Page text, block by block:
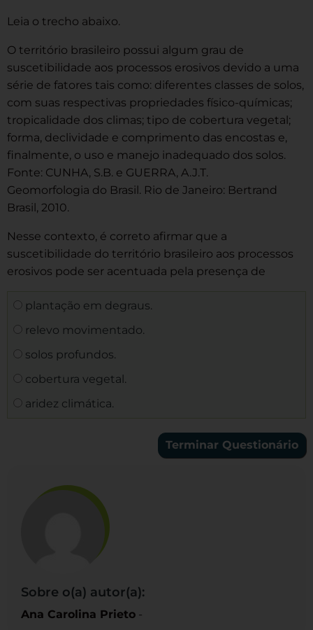
Leia o trecho abaixo.
O território brasileiro possui algum grau de
suscetibilidade aos processos erosivos devido a uma
série de fatores tais como: diferentes classes de solos,
com suas respectivas propriedades físico-químicas;
tropicalidade dos climas; tipo de cobertura vegetal;
forma, declividade e comprimento das encostas e,
finalmente, o uso e manejo inadequado dos solos.
Fonte: CUNHA, S.B. e GUERRA, A.J.T.
Geomorfologia do Brasil. Rio de Janeiro: Bertrand
Brasil, 2010.
Nesse contexto, é correto afirmar que a
suscetibilidade do território brasileiro aos processos
erosivos pode ser acentuada pela presença de
plantação em degraus.
relevo movimentado.
solos profundos.
cobertura vegetal.
aridez climática.
Sobre o(a) autor(a):
Ana Carolina Prieto -